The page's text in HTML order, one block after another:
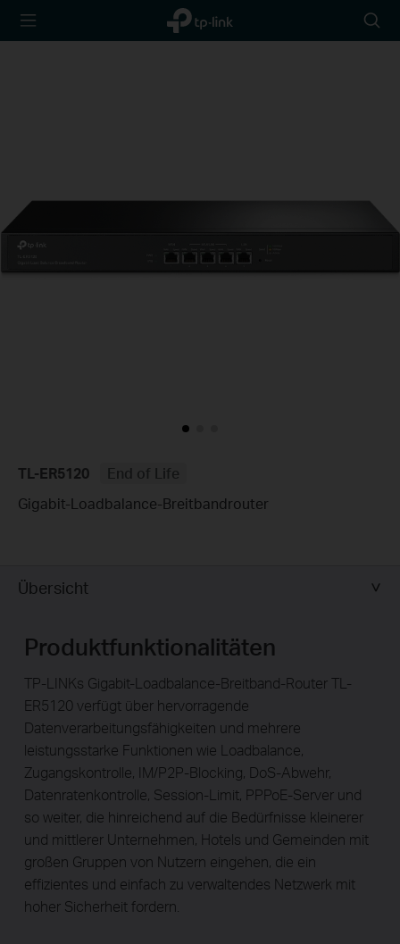
TP-Link,
Reliably
icon
TL-ER5120
End of Life
Gigabit-Loadbalance-Breitbandrouter
Übersicht
Produktfunktionalitäten
TP-LINKs Gigabit-Loadbalance-Breitband-Router TL-
ER5120 verfügt über hervorragende
Datenverarbeitungsfähigkeiten und mehrere
leistungsstarke Funktionen wie Loadbalance,
Zugangskontrolle, IM/P2P-Blocking, DoS-Abwehr,
Datenratenkontrolle, Session-Limit, PPPoE-Server und
so weiter, die hinreichend auf die Bedürfnisse kleinerer
und mittlerer Unternehmen, Hotels und Gemeinden mit
großen Gruppen von Nutzern eingehen, die ein
effizientes und einfach zu verwaltendes Netzwerk mit
hoher Sicherheit fordern.